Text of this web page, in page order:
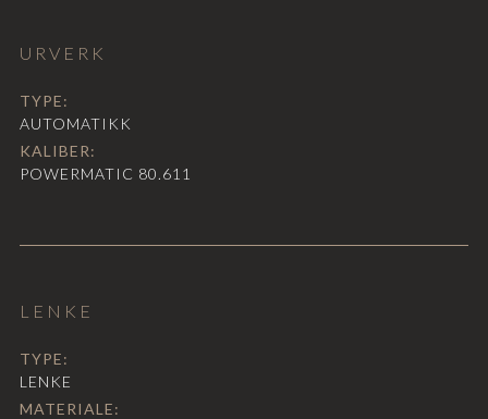
URVERK
TYPE:
AUTOMATIKK
KALIBER:
POWERMATIC 80.611
LENKE
TYPE:
LENKE
MATERIALE: